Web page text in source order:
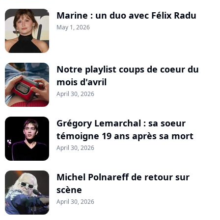
Marine : un duo avec Félix Radu
May 1, 2026
Notre playlist coups de coeur du
mois d'avril
April 30, 2026
Grégory Lemarchal : sa soeur
témoigne 19 ans après sa mort
April 30, 2026
Michel Polnareff de retour sur
scène
April 30, 2026